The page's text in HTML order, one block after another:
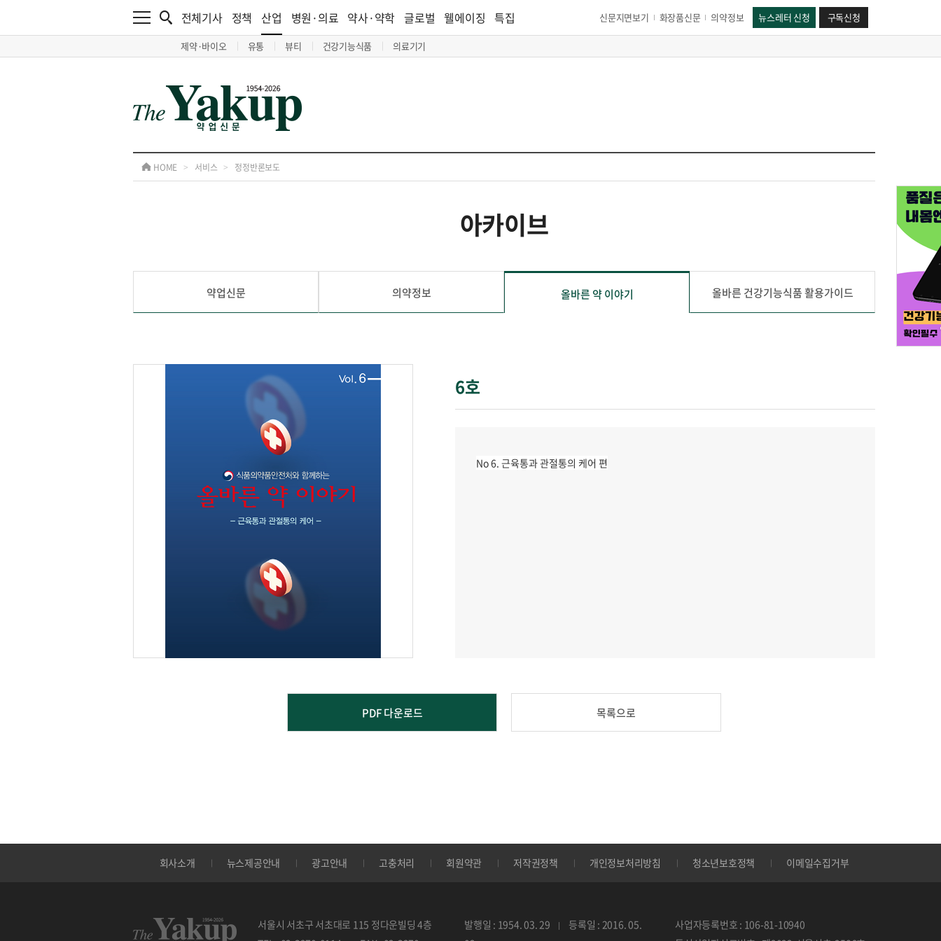
전체기사 정책 산업
제약·바이오 유통 뷰티 건강기능식품 의료기기
병원·의료 약사·약학 글로벌 웰에이징 특집 신문지면보기 화장품신문 의약정보 뉴스레터 신청 구독신청
HOME > 서비스 > 정정반론보도
아카이브
약업신문 의약정보 올바른 약 이야기 올바른 건강기능식품 활용가이드
6호
No 6. 근육통과 관절통의 케어 편
PDF 다운로드 목록으로
회사소개 뉴스제공안내 광고안내 고충처리 회원약관 저작권정책 개인정보처리방침 청소년보호정책 이메일수집거부
서울시 서초구 서초대로 115 정다운빌딩 4층
발행일 : 1954. 03. 29
등록일 : 2016. 05.
사업자등록번호 : 106-81-10940